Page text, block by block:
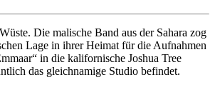
Die malische Band aus der Sahara zog
Lage in ihrer Heimat für die Aufnahmen
in die kalifornische Joshua Tree
das gleichnamige Studio befindet.